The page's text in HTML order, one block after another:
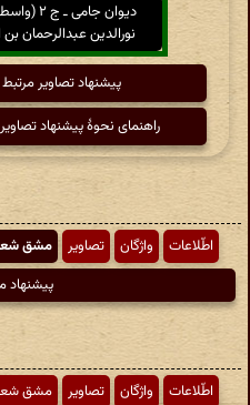
دیوان
نورالدین عبدالرحمان بن
پیشنهاد تصاویر مرتبط
راهنمای نحوهٔ پیشنهاد
اطّلاعات واژگان تصاویر مشق
اطّلاعات واژگان تصاویر مشق